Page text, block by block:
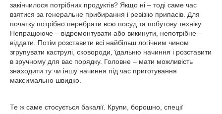
закінчилося потрібних продуктів? Якщо ні – тоді саме час
взятися за генеральне прибирання і ревізію припасів. Для
початку потрібно перебрати всю посуд та побутову техніку.
Непрацююче – відремонтувати або викинути, непотрібне –
віддати. Потім розставити всі найбільш логічним чином
згрупувати каструлі, сковороди, їдальню начиння і розставити
в зручному для вас порядку. Головне – мати можливість
знаходити ту чи іншу начиння під час приготування
максимально швидко.
Те ж саме стосується бакалії. Крупи, борошно, спеції